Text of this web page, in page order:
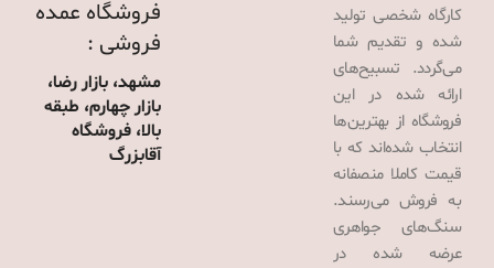
کارگاه شخصی تولید
شده و تقدیم شما
می‌گردد. تسبیح‌های
ارائه شده در این
فروشگاه از بهترین‌ها
انتخاب شده‌اند که با
قیمت کاملا منصفانه
به فروش می‌رسند.
سنگ‌های جواهری
عرضه شده در
فروشگاه عمده
فروشی :
مشهد، بازار رضا،
بازار چهارم، طبقه
بالا، فروشگاه
آقابزرگ